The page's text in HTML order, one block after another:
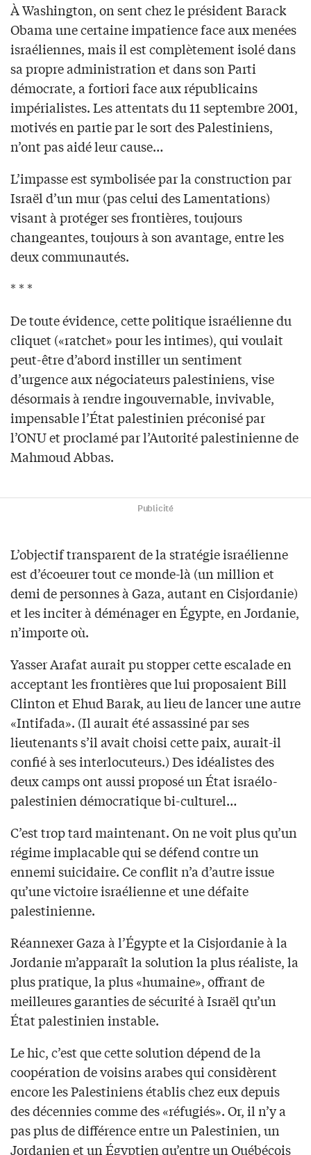
À Washington, on sent chez le président Barack
Obama une certaine impatience face aux menées
israéliennes, mais il est complètement isolé dans
sa propre administration et dans son Parti
démocrate, a fortiori face aux républicains
impérialistes. Les attentats du 11 septembre 2001,
motivés en partie par le sort des Palestiniens,
n’ont pas aidé leur cause…
L’impasse est symbolisée par la construction par
Israël d’un mur (pas celui des Lamentations)
visant à protéger ses frontières, toujours
changeantes, toujours à son avantage, entre les
deux communautés.
* * *
De toute évidence, cette politique israélienne du
cliquet («ratchet» pour les intimes), qui voulait
peut-être d’abord instiller un sentiment
d’urgence aux négociateurs palestiniens, vise
désormais à rendre ingouvernable, invivable,
impensable l’État palestinien préconisé par
l’ONU et proclamé par l’Autorité palestinienne de
Mahmoud Abbas.
Publicité
L’objectif transparent de la stratégie israélienne
est d’écoeurer tout ce monde-là (un million et
demi de personnes à Gaza, autant en Cisjordanie)
et les inciter à déménager en Égypte, en Jordanie,
n’importe où.
Yasser Arafat aurait pu stopper cette escalade en
acceptant les frontières que lui proposaient Bill
Clinton et Ehud Barak, au lieu de lancer une autre
«Intifada». (Il aurait été assassiné par ses
lieutenants s’il avait choisi cette paix, aurait-il
confié à ses interlocuteurs.) Des idéalistes des
deux camps ont aussi proposé un État israélo-
palestinien démocratique bi-culturel…
C’est trop tard maintenant. On ne voit plus qu’un
régime implacable qui se défend contre un
ennemi suicidaire. Ce conflit n’a d’autre issue
qu’une victoire israélienne et une défaite
palestinienne.
Réannexer Gaza à l’Égypte et la Cisjordanie à la
Jordanie m’apparaît la solution la plus réaliste, la
plus pratique, la plus «humaine», offrant de
meilleures garanties de sécurité à Israël qu’un
État palestinien instable.
Le hic, c’est que cette solution dépend de la
coopération de voisins arabes qui considèrent
encore les Palestiniens établis chez eux depuis
des décennies comme des «réfugiés». Or, il n’y a
pas plus de différence entre un Palestinien, un
Jordanien et un Égyptien qu’entre un Québécois